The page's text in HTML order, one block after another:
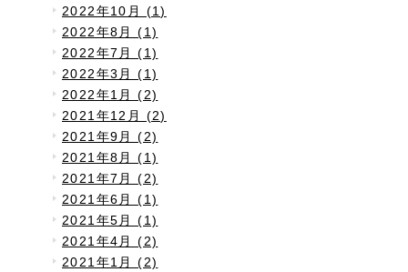
2022年10月 (1)
2022年8月 (1)
2022年7月 (1)
2022年3月 (1)
2022年1月 (2)
2021年12月 (2)
2021年9月 (2)
2021年8月 (1)
2021年7月 (2)
2021年6月 (1)
2021年5月 (1)
2021年4月 (2)
2021年1月 (2)